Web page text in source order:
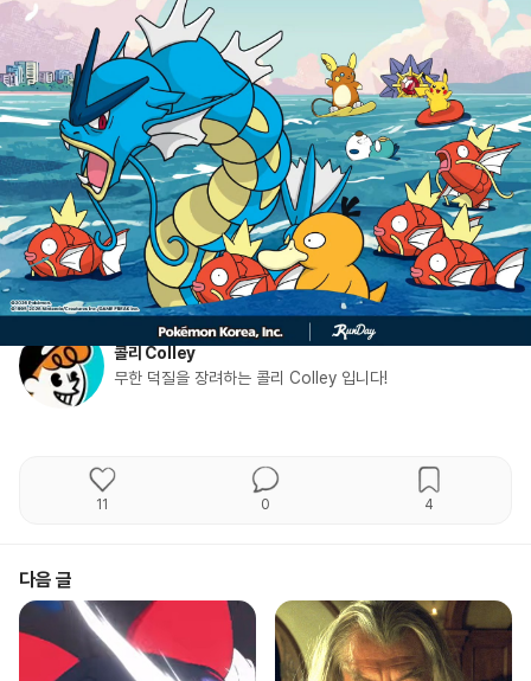
또한 포켓몬 측은 앞으로도 다양한 행사와
프로모션을 통해 계속해서 프로모 카드를
공개할 예정이라고 밝혔어.
자세한 참여 방법과 이벤트 정보는
위 이미지를 통해 확인해 봐!
출처: 포켓몬코리아, 논라벨매거진
포켓몬스터 포켓몬 이벤트
콜리 Colley
무한 덕질을 장려하는 콜리 Colley 입니다!
11 0 4
다음 글